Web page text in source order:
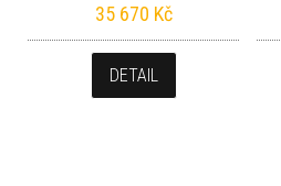
35 670 Kč
DETAIL